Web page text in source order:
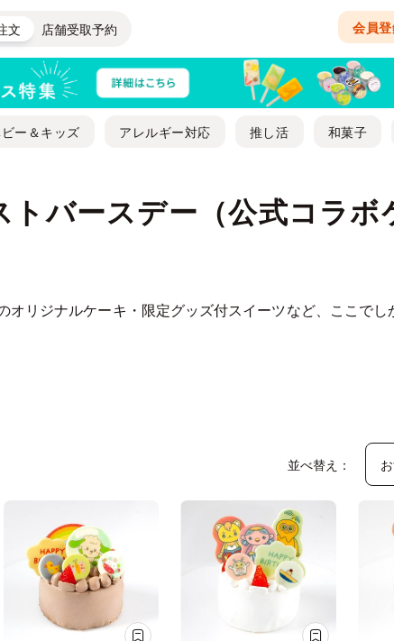
文 店舗受取予約 会員
ー＆キッズ アレルギー対応 推し活 和菓子
バースデー（公式コラボ
オリジナルケーキ・限定グッズ付スイーツなど、ここでし
並べ替え：